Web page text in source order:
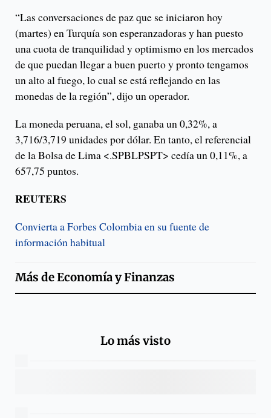
“Las conversaciones de paz que se iniciaron hoy
(martes) en Turquía son esperanzadoras y han puesto
una cuota de tranquilidad y optimismo en los mercados
de que puedan llegar a buen puerto y pronto tengamos
un alto al fuego, lo cual se está reflejando en las
monedas de la región”, dijo un operador.
La moneda peruana, el sol, ganaba un 0,32%, a
3,716/3,719 unidades por dólar. En tanto, el referencial
de la Bolsa de Lima <.SPBLPSPT> cedía un 0,11%, a
657,75 puntos.
REUTERS
Convierta a Forbes Colombia en su fuente de
información habitual
Más deEconomía y Finanzas
Lo más visto